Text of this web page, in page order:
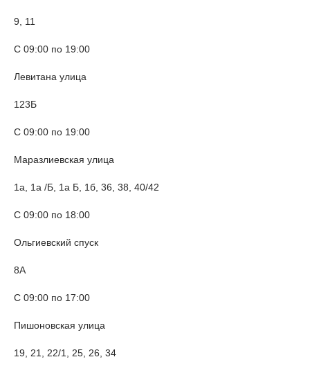
9, 11
С 09:00 по 19:00
Левитана улица
123Б
С 09:00 по 19:00
Маразлиевская улица
1а, 1а /Б, 1а Б, 1б, 36, 38, 40/42
С 09:00 по 18:00
Ольгиевский спуск
8А
С 09:00 по 17:00
Пишоновская улица
19, 21, 22/1, 25, 26, 34